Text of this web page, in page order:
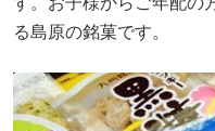
る島原の銘菓です。